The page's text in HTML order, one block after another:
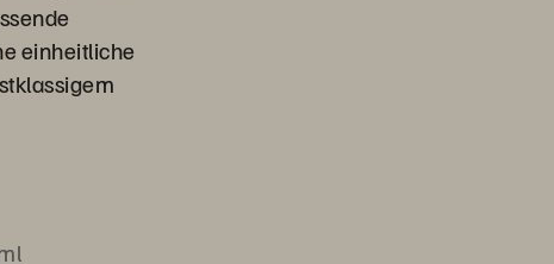
einheitliche